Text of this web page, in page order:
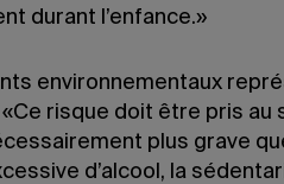
durant l’enfance.»
environnementaux
risque doit être pris au
plus grave
d’alcool, la